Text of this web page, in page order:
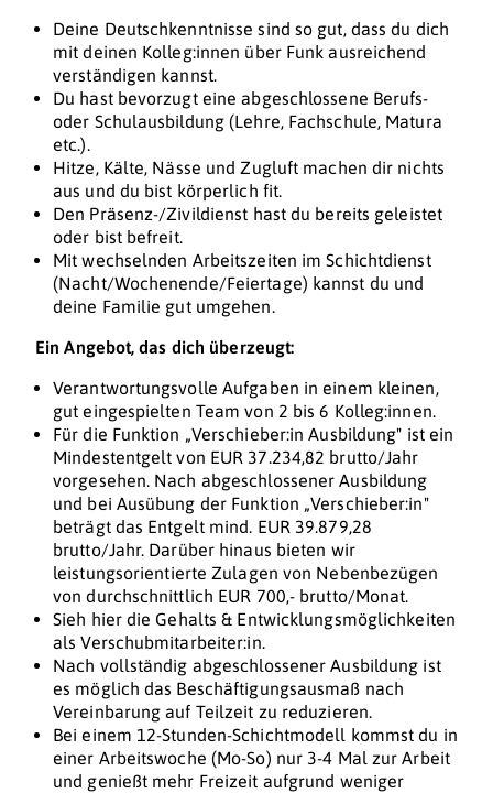
Deine Deutschkenntnisse sind so gut, dass du dich
mit deinen Kolleg:innen über Funk ausreichend
verständigen kannst.
Du hast bevorzugt eine abgeschlossene Berufs-
oder Schulausbildung (Lehre, Fachschule, Matura
etc.).
Hitze, Kälte, Nässe und Zugluft machen dir nichts
aus und du bist körperlich fit.
Den Präsenz-/Zivildienst hast du bereits geleistet
oder bist befreit.
Mit wechselnden Arbeitszeiten im Schichtdienst
(Nacht/Wochenende/Feiertage) kannst du und
deine Familie gut umgehen.
Ein Angebot, das dich überzeugt:
Verantwortungsvolle Aufgaben in einem kleinen,
gut eingespielten Team von 2 bis 6 Kolleg:innen.
Für die Funktion „Verschieber:in Ausbildung" ist ein
Mindestentgelt von EUR 37.234,82 brutto/Jahr
vorgesehen. Nach abgeschlossener Ausbildung
und bei Ausübung der Funktion „Verschieber:in"
beträgt das Entgelt mind. EUR 39.879,28
brutto/Jahr. Darüber hinaus bieten wir
leistungsorientierte Zulagen von Nebenbezügen
von durchschnittlich EUR 700,- brutto/Monat.
Sieh hier die Gehalts & Entwicklungsmöglichkeiten
als Verschubmitarbeiter:in.
Nach vollständig abgeschlossener Ausbildung ist
es möglich das Beschäftigungsausmaß nach
Vereinbarung auf Teilzeit zu reduzieren.
Bei einem 12-Stunden-Schichtmodell kommst du in
einer Arbeitswoche (Mo-So) nur 3-4 Mal zur Arbeit
und genießt mehr Freizeit aufgrund weniger